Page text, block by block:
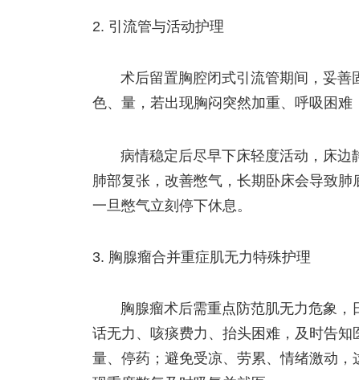
引流管与活动护理
术后留置胸腔闭式引流管期间，妥
色、量，若出现胸闷突然加重、呼吸困难
病情稳定后尽早下床轻度活动，床
肺部复张，改善憋气，长期卧床会导致
一旦憋气立刻停下休息。
胸腺瘤合并重症肌无力特殊护理
胸腺瘤术后需重点防范肌无力危象
话无力、咳痰费力、抬头困难，及时告
量、停药；避免受凉、劳累、情绪激动